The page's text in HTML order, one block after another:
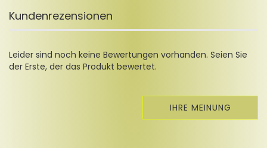
Kundenrezensionen
Leider sind noch keine Bewertungen vorhanden. Seien Sie
der Erste, der das Produkt bewertet.
IHRE MEINUNG